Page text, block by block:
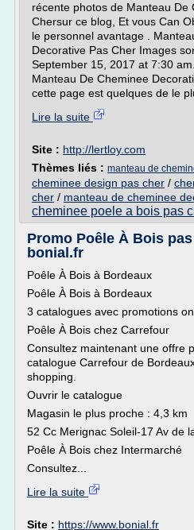
récente photos de Manteau De
Chersur ce blog, Et vous Can
le personnel avantage .
Decorative Pas Cher Images
September 15, 2017 at 7:30
Manteau De Cheminee
cette page est quelques de le
Lire la suite
Site : http://lertloy.com
Thèmes liés : manteau de
cheminee design pas cher /
cher / manteau de cheminee
cheminee poele a bois pas
Promo Poêle À Bois
bonial.fr
Poêle À Bois à Bordeaux
Poêle À Bois à Bordeaux
3 catalogues avec promotions
Poêle À Bois chez Carrefour
Consultez maintenant une offre
catalogue Carrefour de
shopping.
Ouvrir le catalogue
Magasin le plus proche : 4,3 km
52 Cc Merignac Soleil-17 Av de
Poêle À Bois chez Intermarché
Consultez...
Lire la suite
Site : https://www.bonial.fr